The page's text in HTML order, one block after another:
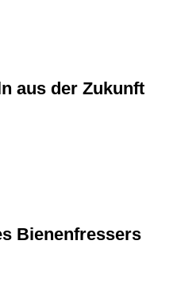
aus der Zukunft
Bienenfressers